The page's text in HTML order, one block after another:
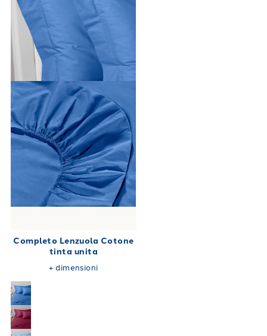
Completo Lenzuola Cotone
tinta unita
+dimensioni